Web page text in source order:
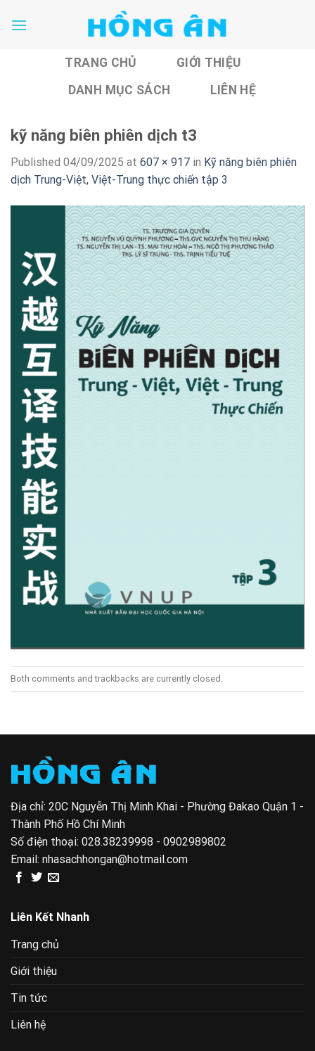
TRANG CHỦ
GIỚI THIỆU
DANH MỤC SÁCH
LIÊN HỆ
kỹ năng biên phiên dịch t3
Published 04/09/2025 at 607 × 917 in Kỹ năng biên phiên
dịch Trung-Việt, Việt-Trung thực chiến tập 3
Both comments and trackbacks are currently closed.
Địa chỉ: 20C Nguyễn Thị Minh Khai - Phường Đakao Quận 1 -
Thành Phố Hồ Chí Minh
Số điện thoại: 028.38239998 - 0902989802
Email: nhasachhongan@hotmail.com
Liên Kết Nhanh
Trang chủ
Giới thiệu
Tin tức
Liên hệ